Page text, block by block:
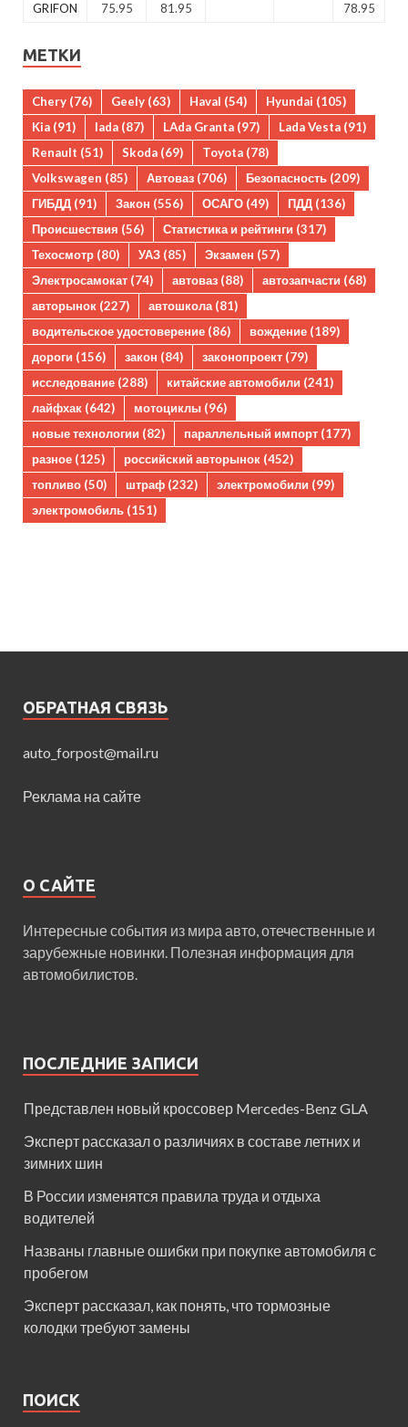
GRIFON
75.95 81.95 78.95
МЕТКИ
Chery (76) Geely (63) Haval (54) Hyundai (105)
Kia (91) lada (87) LAda Granta (97) Lada Vesta (91)
Renault (51) Skoda (69) Toyota (78)
Volkswagen (85) Автоваз (706) Безопасность (209)
ГИБДД (91) Закон (556) ОСАГО (49) ПДД (136)
Происшествия (56) Статистика и рейтинги (317)
Техосмотр (80) УАЗ (85) Экзамен (57)
Электросамокат (74) автоваз (88) автозапчасти (68)
авторынок (227) автошкола(81)
водительское удостоверение (86) вождение (189)
дороги (156) закон (84) законопроект (79)
исследование (288) китайские автомобили (241)
лайфхак (642) мотоциклы (96)
новые технологии (82) параллельный импорт (177)
разное (125) российский авторынок (452)
топливо (50) штраф (232) электромобили (99)
электромобиль (151)
ОБРАТНАЯ СВЯЗЬ
auto_forpost@mail.ru
Реклама на сайте
О САЙТЕ
Интересные события из мира авто, отечественные и
зарубежные новинки. Полезная информация для
автомобилистов.
ПОСЛЕДНИЕ ЗАПИСИ
Представлен новый кроссовер Mercedes-Benz GLA
Эксперт рассказал о различиях в составе летних и
зимних шин
В России изменятся правила труда и отдыха
водителей
Названы главные ошибки при покупке автомобиля с
пробегом
Эксперт рассказал, как понять, что тормозные
колодки требуют замены
ПОИСК